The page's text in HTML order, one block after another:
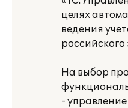
целях
ведения
На выбор
-